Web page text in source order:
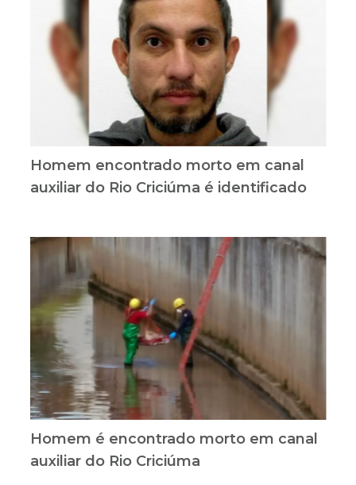
Homem encontrado morto em canal
auxiliar do Rio Criciúma é identificado
Homem é encontrado morto em canal
auxiliar do Rio Criciúma